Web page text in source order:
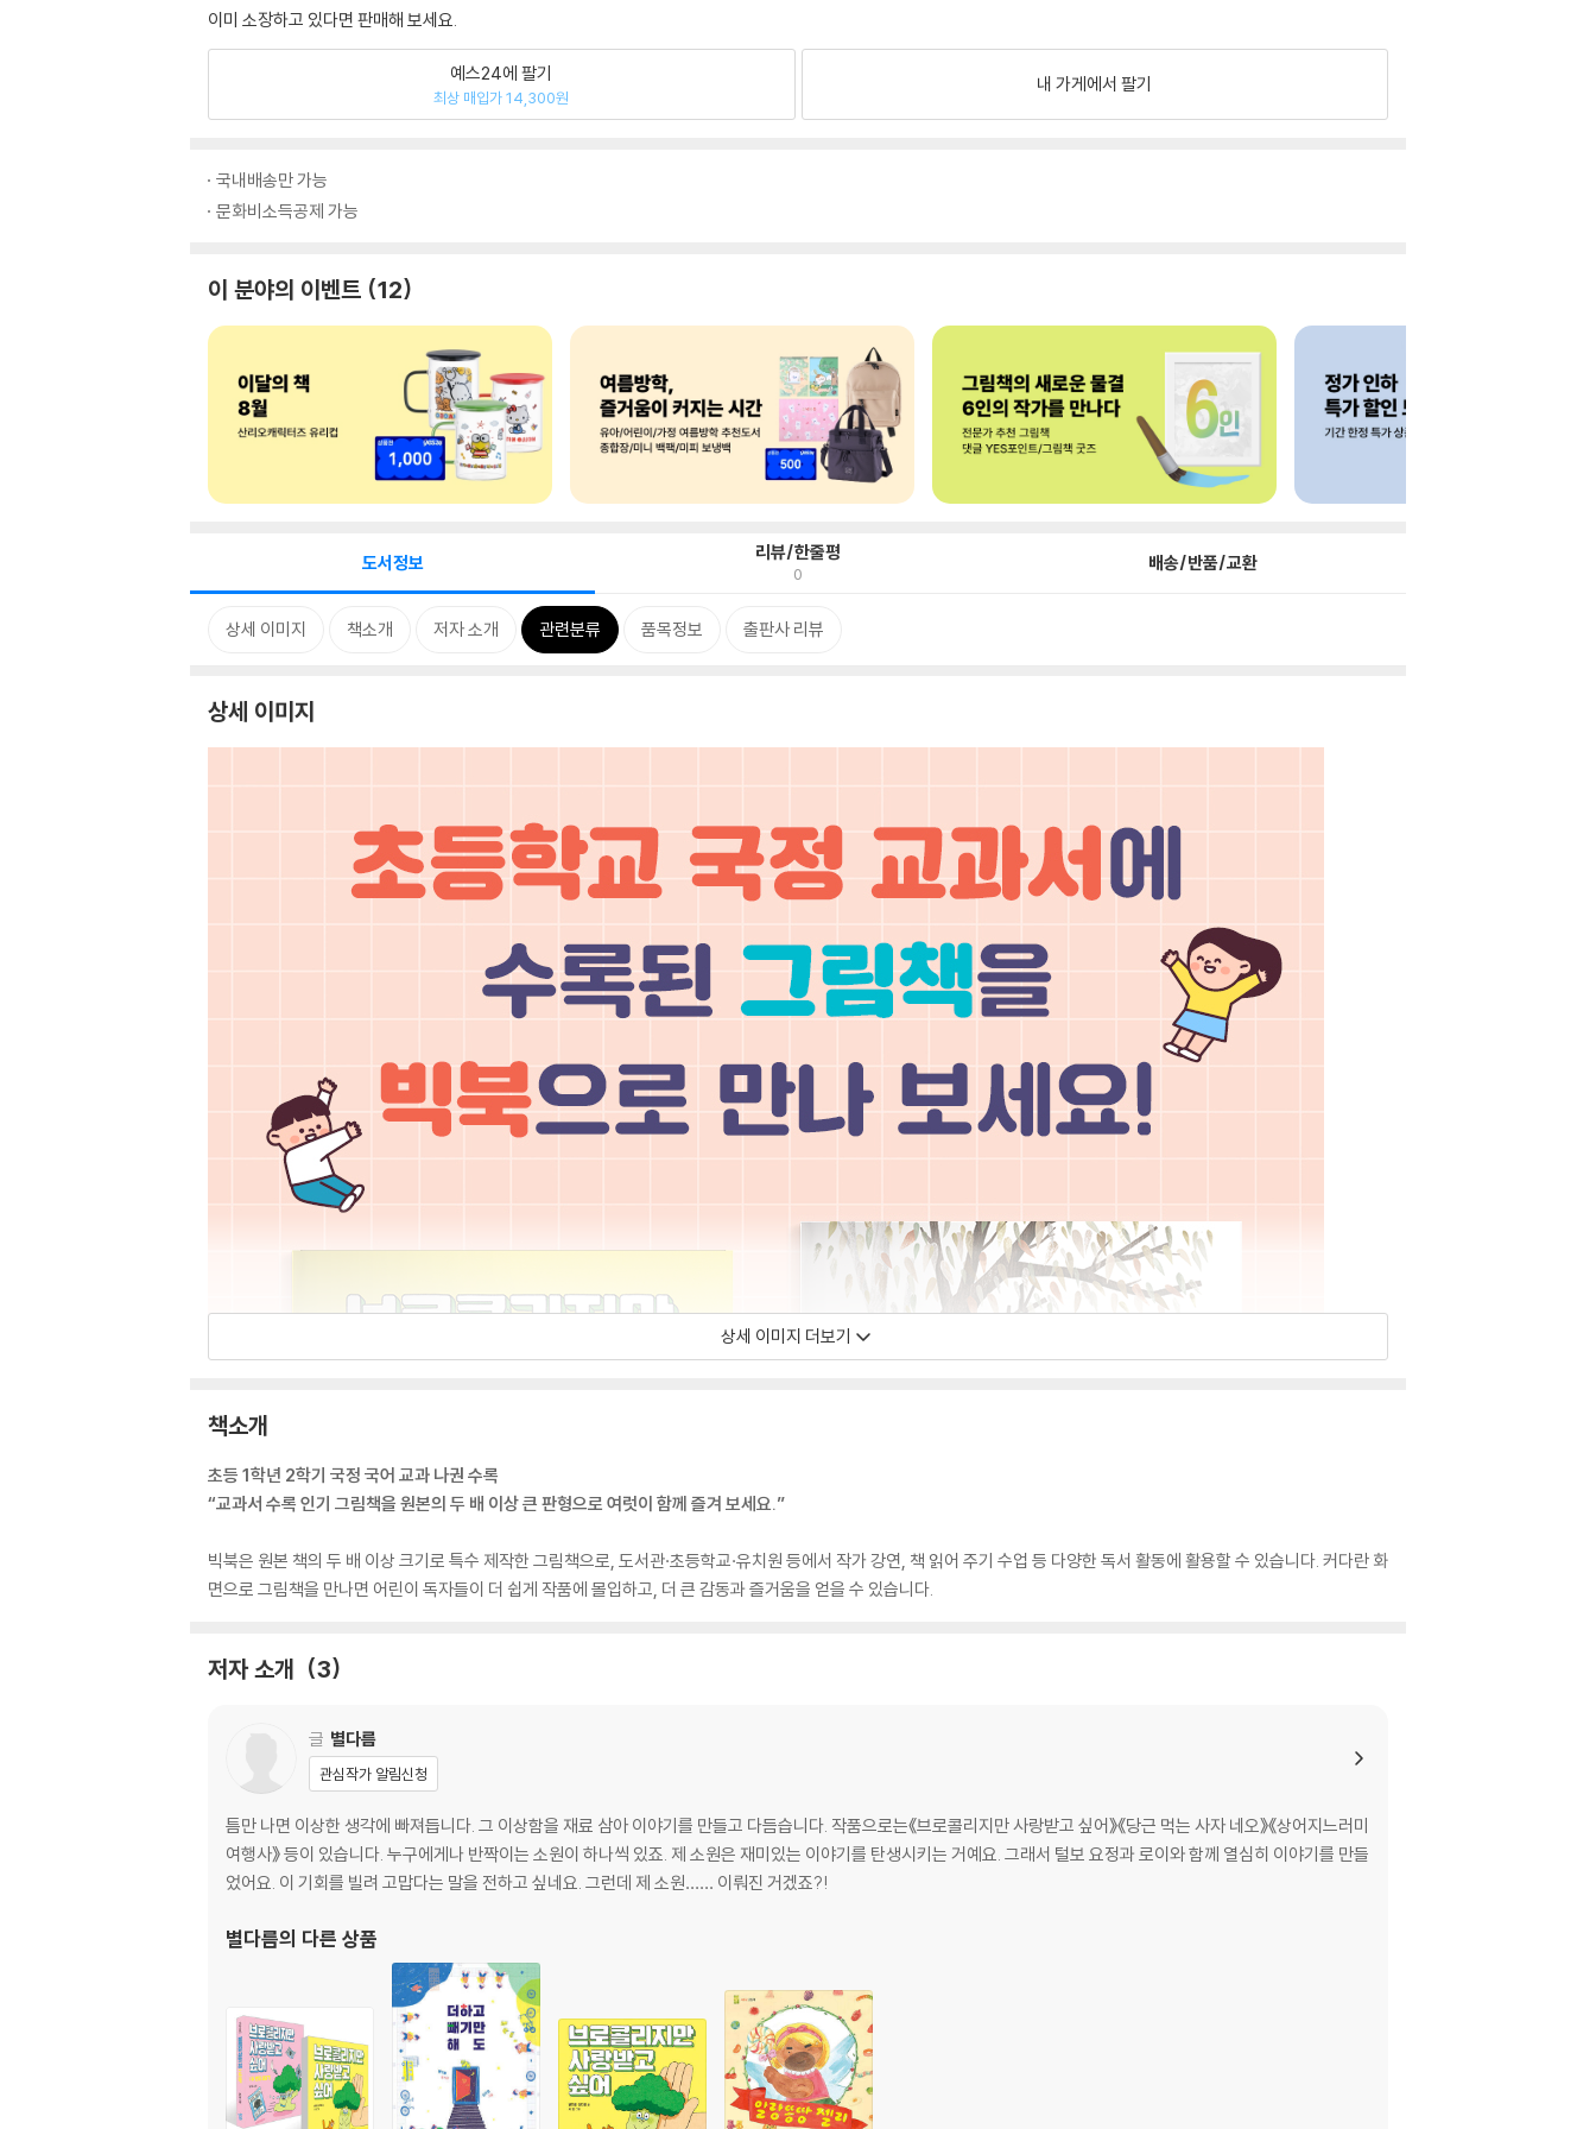
이미 소장하고 있다면 판매해 보세요.
예스24에 팔기
최상 매입가 14,300원
내 가게에서 팔기
국내배송만 가능
문화비소득공제 가능
이 분야의 이벤트 12
도서정보 리뷰/한줄평
0 배송/반품/교환
상세 이미지 책소개 저자 소개 관련분류 품목정보 출판사 리뷰
상세 이미지
상세 이미지 더보기
책소개
초등 1학년 2학기 국정 국어 교과 나권 수록
“교과서 수록 인기 그림책을 원본의 두 배 이상 큰 판형으로 여럿이 함께 즐겨 보세요.”
빅북은 원본 책의 두 배 이상 크기로 특수 제작한 그림책으로, 도서관·초등학교·유치원 등에서 작가 강연, 책 읽어 주기 수업 등 다양한 독서 활동에 활용할 수 있습니다. 커다란 화
면으로 그림책을 만나면 어린이 독자들이 더 쉽게 작품에 몰입하고, 더 큰 감동과 즐거움을 얻을 수 있습니다.
저자 소개 3
글 별다름
관심작가 알림신청
틈만 나면 이상한 생각에 빠져듭니다. 그 이상함을 재료 삼아 이야기를 만들고 다듬습니다. 작품으로는《브로콜리지만 사랑받고 싶어》《당근 먹는 사자 네오》《상어지느러미
여행사》 등이 있습니다. 누구에게나 반짝이는 소원이 하나씩 있죠. 제 소원은 재미있는 이야기를 탄생시키는 거예요. 그래서 털보 요정과 로이와 함께 열심히 이야기를 만들
었어요. 이 기회를 빌려 고맙다는 말을 전하고 싶네요. 그런데 제 소원…… 이뤄진 거겠죠?!
별다름의 다른 상품